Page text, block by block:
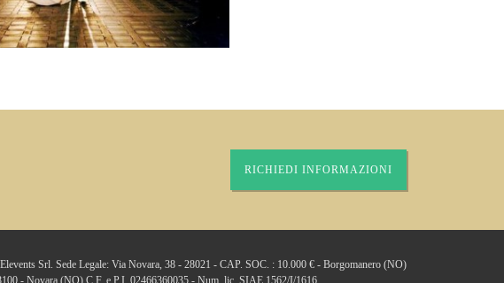
RICHIEDI INFORMAZIONI
Srl. Sede Legale: Via Novara, 38 - 28021 - CAP. SOC. : 10.000 € - Borgomanero (NO)